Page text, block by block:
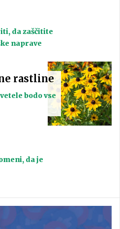
da zaščitite
naprave
rastline
bodo vse
da je